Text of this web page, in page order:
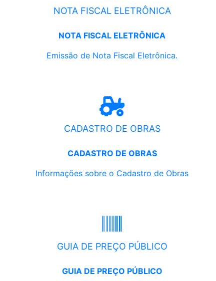
NOTA FISCAL ELETRÔNICA
NOTA FISCAL ELETRÔNICA
Emissão de Nota Fiscal Eletrônica.
CADASTRO DE OBRAS
CADASTRO DE OBRAS
Informações sobre o Cadastro de Obras
GUIA DE PREÇO PÚBLICO
GUIA DE PREÇO PÚBLICO